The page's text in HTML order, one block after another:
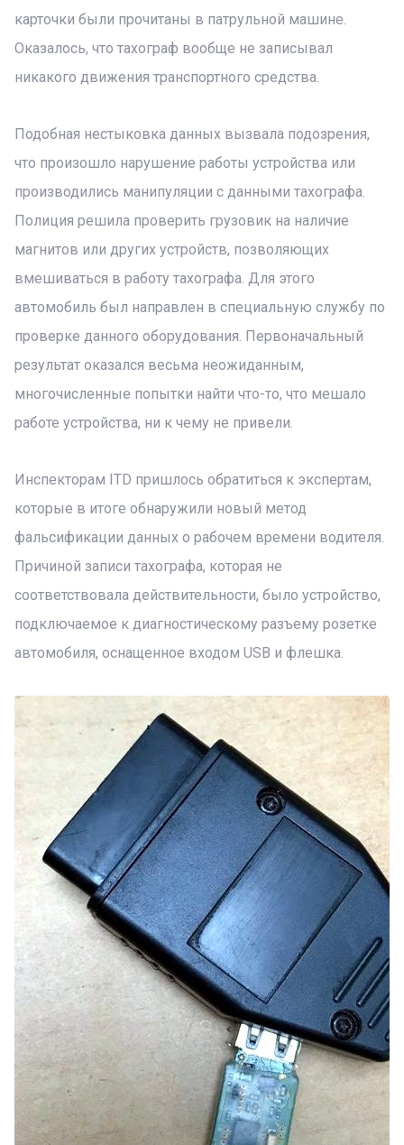
карточки были прочитаны в патрульной машине.
Оказалось, что тахограф вообще не записывал
никакого движения транспортного средства.
Подобная нестыковка данных вызвала подозрения,
что произошло нарушение работы устройства или
производились манипуляции с данными тахографа.
Полиция решила проверить грузовик на наличие
магнитов или других устройств, позволяющих
вмешиваться в работу тахографа. Для этого
автомобиль был направлен в специальную службу по
проверке данного оборудования. Первоначальный
результат оказался весьма неожиданным,
многочисленные попытки найти что-то, что мешало
работе устройства, ни к чему не привели.
Инспекторам ITD пришлось обратиться к экспертам,
которые в итоге обнаружили новый метод
фальсификации данных о рабочем времени водителя.
Причиной записи тахографа, которая не
соответствовала действительности, было устройство,
подключаемое к диагностическому разъему розетке
автомобиля, оснащенное входом USB и флешка.